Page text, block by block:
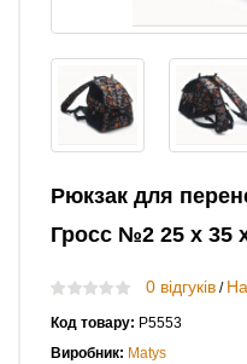
Рюкзак для
Гросс №2 25 х 35
0 відгуків /
Код товару: Р5553
Виробник: Matys